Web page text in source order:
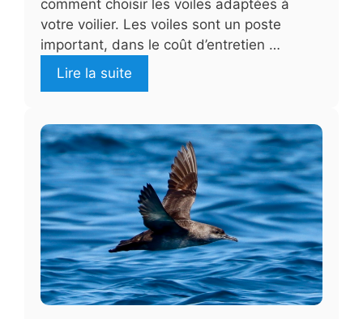
comment choisir les voiles adaptées à
votre voilier. Les voiles sont un poste
important, dans le coût d’entretien …
Lire la suite